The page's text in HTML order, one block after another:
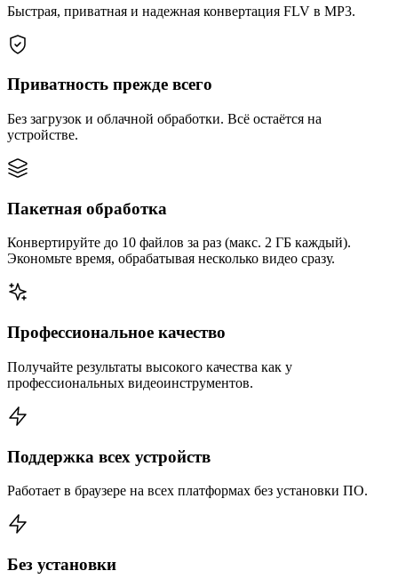
Быстрая, приватная и надежная конвертация FLV в MP3.
Приватность прежде всего
Без загрузок и облачной обработки. Всё остаётся на
устройстве.
Пакетная обработка
Конвертируйте до 10 файлов за раз (макс. 2 ГБ каждый).
Экономьте время, обрабатывая несколько видео сразу.
Профессиональное качество
Получайте результаты высокого качества как у
профессиональных видеоинструментов.
Поддержка всех устройств
Работает в браузере на всех платформах без установки ПО.
Без установки